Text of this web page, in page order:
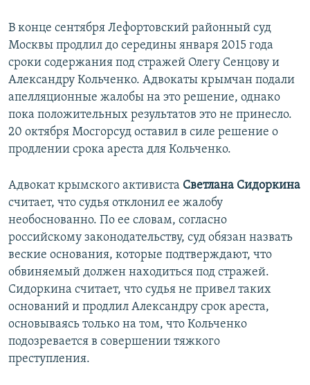
В конце сентября Лефортовский районный суд
Москвы продлил до середины января 2015 года
сроки содержания под стражей Олегу Сенцову и
Александру Кольченко. Адвокаты крымчан подали
апелляционные жалобы на это решение, однако
пока положительных результатов это не принесло.
20 октября Мосгорсуд оставил в силе решение о
продлении срока ареста для Кольченко.
Адвокат крымского активиста Светлана Сидоркина
считает, что судья отклонил ее жалобу
необоснованно. По ее словам, согласно
российскому законодательству, суд обязан назвать
веские основания, которые подтверждают, что
обвиняемый должен находиться под стражей.
Сидоркина считает, что судья не привел таких
оснований и продлил Александру срок ареста,
основываясь только на том, что Кольченко
подозревается в совершении тяжкого
преступления.